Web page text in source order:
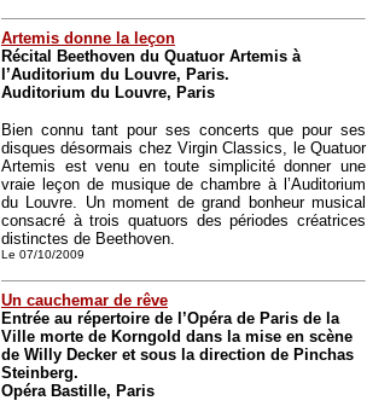
Artemis donne la leçon
Récital Beethoven du Quatuor Artemis à
l’Auditorium du Louvre, Paris.
Auditorium du Louvre, Paris
Bien connu tant pour ses concerts que pour ses
disques désormais chez Virgin Classics, le Quatuor
Artemis est venu en toute simplicité donner une
vraie leçon de musique de chambre à l’Auditorium
du Louvre. Un moment de grand bonheur musical
consacré à trois quatuors des périodes créatrices
distinctes de Beethoven.
Le 07/10/2009
Un cauchemar de rêve
Entrée au répertoire de l’Opéra de Paris de la
Ville morte de Korngold dans la mise en scène
de Willy Decker et sous la direction de Pinchas
Steinberg.
Opéra Bastille, Paris